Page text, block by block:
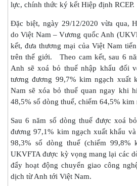
lực, chính thức ký kết Hiệp định RCEP.
Đặc biệt, ngày 29/12/2020 vừa qua,
do Việt Nam – Vương quốc Anh
kết, đưa thương mại của Việt Nam
trên thế giới. Theo cam kết, sau 6
Anh sẽ xoá bỏ thuế nhập khẩu đối
tương đương 99,7% kim ngạch xuất
Nam sẽ xóa bỏ thuế quan ngay khi
48,5% số dòng thuế, chiếm 64,5% kim
Sau 6 năm số dòng thuế được xoá
đương 97,1% kim ngạch xuất khẩu
98,3% số dòng thuế (chiếm
UKVFTA được kỳ vọng mang lại các
đẩy hoạt động chuyển giao công
dịch từ Anh tới Việt Nam.